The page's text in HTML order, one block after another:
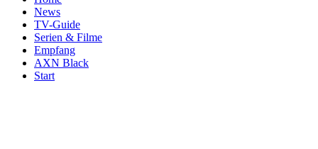
News
TV-Guide
Serien & Filme
Empfang
AXN Black
Start